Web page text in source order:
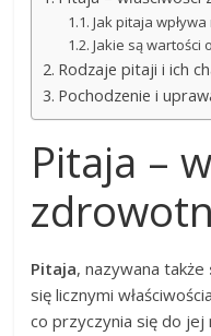
Jak pitaja
Jakie są wartości
Rodzaje pitaji i ich
Pochodzenie i
Pitaja –
Pitaja, nazywana także
się licznymi
co przyczynia się do jej